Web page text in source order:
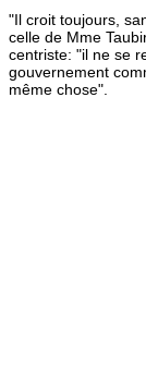
"Il croit toujours,
celle de Mme
centriste: "il ne se
gouvernement
même chose".